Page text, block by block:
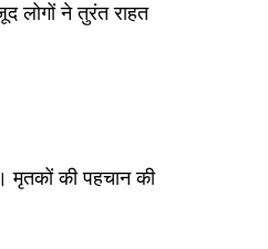
लोगों ने तुरंत राहत
मृतकों की पहचान की